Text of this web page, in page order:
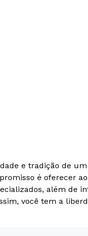
e tradição de
é oferecer
além de
você tem a